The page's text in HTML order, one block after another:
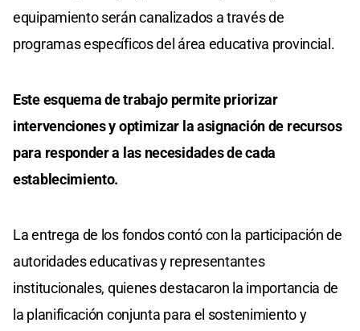
equipamiento serán canalizados a través de
programas específicos del área educativa provincial.
Este esquema de trabajo permite priorizar
intervenciones y optimizar la asignación de recursos
para responder a las necesidades de cada
establecimiento.
La entrega de los fondos contó con la participación de
autoridades educativas y representantes
institucionales, quienes destacaron la importancia de
la planificación conjunta para el sostenimiento y